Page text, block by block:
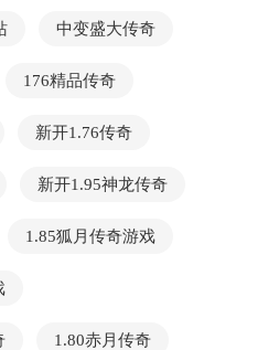
中变盛大传奇
176精品传奇
新开1.76传奇
新开1.95神龙传奇
1.85狐月传奇游戏
1.80赤月传奇